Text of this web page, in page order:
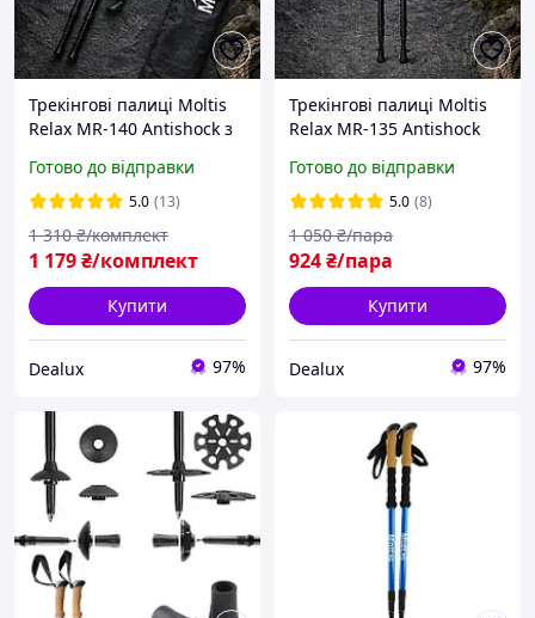
Трекінгові палиці Moltis
Relax MR-140 Antishock з
Готово до відправки
5.0 (13)
1 179₴/комплект
1 310 ₴/комплект
Купити
Dealux 97%
Трекінгові палиці Moltis
Relax MR-135 Antishock
Готово до відправки
5.0 (8)
924₴/пара
1 050 ₴/пара
Купити
Dealux 97%